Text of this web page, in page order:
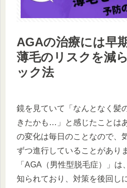
AGAの治療には早
薄毛のリスクを減
ック法
鏡を見ていて「なんとなく髪
きたかも…」と感じたことは
の変化は毎日のことなので、
ずつ進行していることがあり
「AGA（男性型脱毛症）」
知られており、対策を後回し